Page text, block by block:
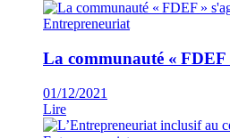
Entrepreneuriat
La communauté «
01/12/2021
Lire